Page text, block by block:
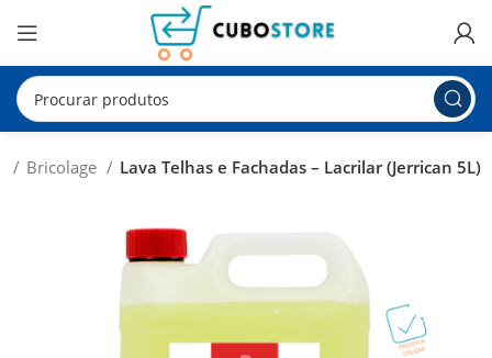
Bricolage Lava Telhas e Fachadas – Lacrilar (Jerrican 5L)